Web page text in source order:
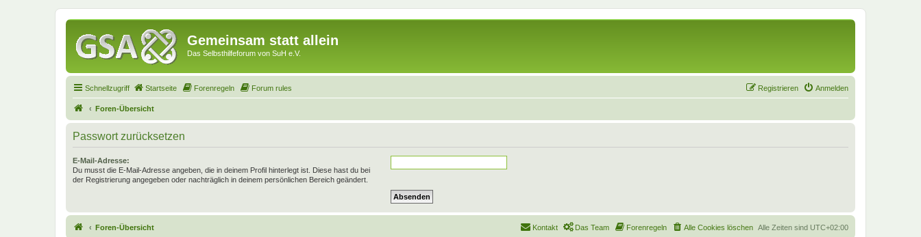
Gemeinsam statt allein
Das Selbsthilfeforum von SuH e.V.
Schnellzugriff Startseite Forenregeln Forum rules Anmelden
Registrieren
Foren-Übersicht
Passwort zurücksetzen
E-Mail-Adresse:
Du musst die E-Mail-Adresse angeben, die in deinem Profil hinterlegt ist. Diese hast du bei
der Registrierung angegeben oder nachträglich in deinem persönlichen Bereich geändert.
Foren-Übersicht Alle Zeiten sind UTC+02:00
Alle Cookies löschen
Forenregeln
Das Team
Kontakt